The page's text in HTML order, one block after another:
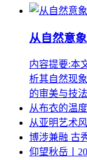
从自然意
内容提要:本
析其自然现
的审美与技
从布衣的温
从亚明艺术
博涉兼融 古
仰望秋岳丨